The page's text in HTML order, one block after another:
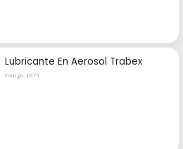
Lubricante En Aerosol Trabex
Código: 1671